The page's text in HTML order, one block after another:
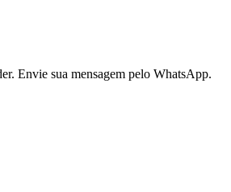
Envie sua mensagem pelo WhatsApp.